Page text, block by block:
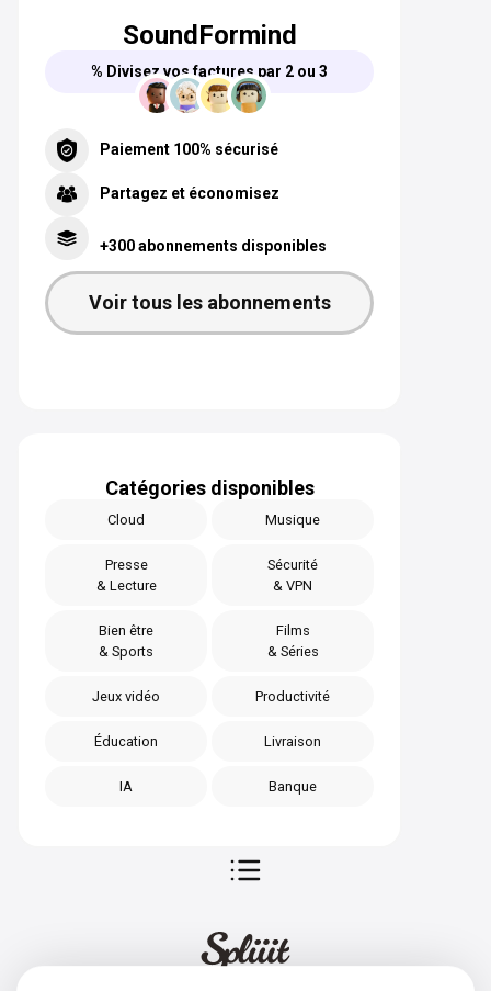
SoundFormind
% Divisez vos factures par 2 ou 3
Paiement 100% sécurisé
Partagez et économisez
+300 abonnements disponibles
Voir tous les abonnements
Catégories disponibles
Cloud Musique
Presse
& Lecture
Sécurité
& VPN
Bien être
& Sports
Films
& Séries
Jeux vidéo Productivité
Éducation Livraison
IA Banque